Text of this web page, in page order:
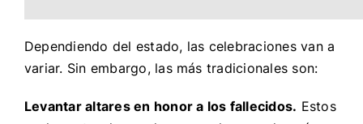
Dependiendo del estado, las celebraciones van a
variar. Sin embargo, las más tradicionales son:
Levantar altares en honor a los fallecidos. Estos